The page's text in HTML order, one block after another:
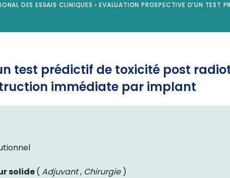
DES ESSAIS CLINIQUES › EVALUATION PROSPECTIVE D’UN TEST
test prédictif de toxicité post
immédiate par implant
solide( Adjuvant, Chirurgie)